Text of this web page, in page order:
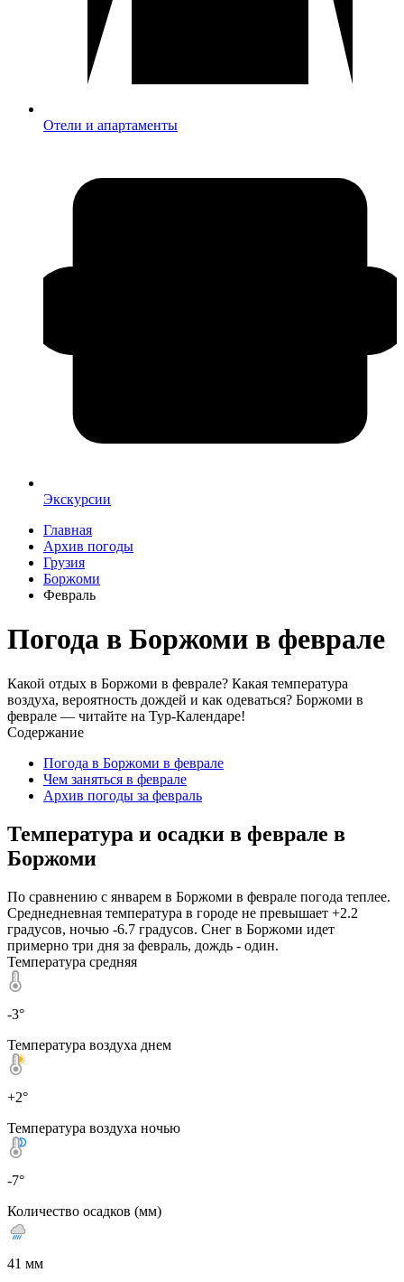
Отели и апартаменты
Экскурсии
Главная
Архив погоды
Грузия
Боржоми
Февраль
Погода в Боржоми в феврале
Какой отдых в Боржоми в феврале? Какая температура
воздуха, вероятность дождей и как одеваться? Боржоми в
феврале — читайте на Тур-Календаре!
Содержание
Погода в Боржоми в феврале
Чем заняться в феврале
Архив погоды за февраль
Температура и осадки в феврале в
Боржоми
По сравнению с январем в Боржоми в феврале погода теплее.
Среднедневная температура в городе не превышает +2.2
градусов, ночью -6.7 градусов. Снег в Боржоми идет
примерно три дня за февраль, дождь - один.
Температура средняя
-3°
Температура воздуха днем
+2°
Температура воздуха ночью
-7°
Количество осадков (мм)
41 мм